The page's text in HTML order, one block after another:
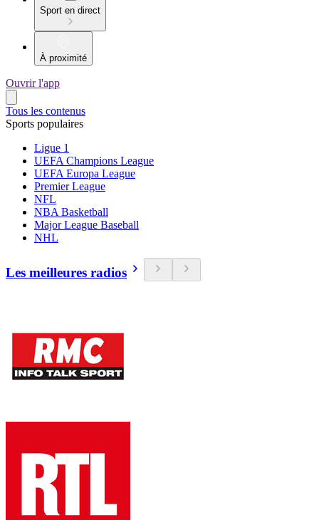
Sport en direct
À proximité
Ouvrir l'app
Tous les contenus
Sports populaires
Ligue 1
UEFA Champions League
UEFA Europa League
Premier League
NFL
NBA Basketball
Major League Baseball
NHL
Les meilleures radios